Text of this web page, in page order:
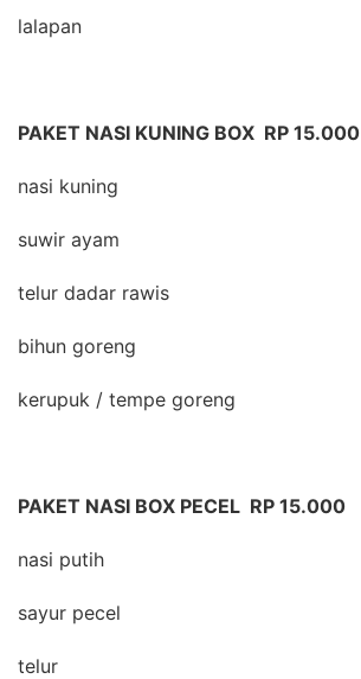
lalapan
PAKET NASI KUNING BOX RP 15.000
nasi kuning
suwir ayam
telur dadar rawis
bihun goreng
kerupuk / tempe goreng
PAKET NASI BOX PECEL RP 15.000
nasi putih
sayur pecel
telur